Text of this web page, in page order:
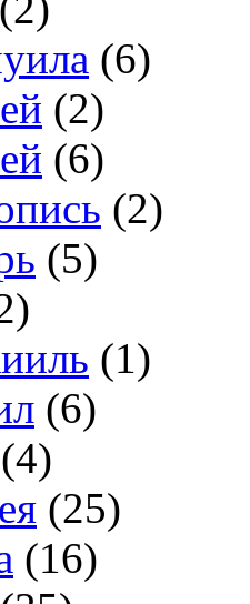
(6)
(2)
(6)
(2)
(5)
(1)
(6)
(4)
(25)
(16)